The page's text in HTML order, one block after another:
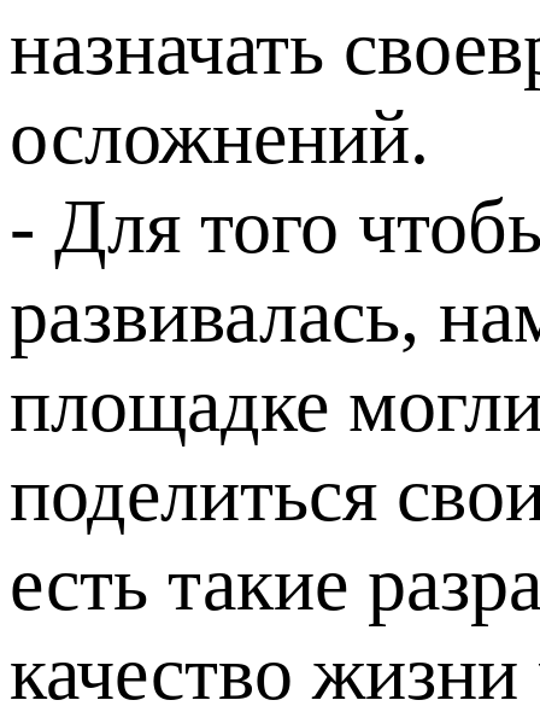
назначать
осложнений.
- Для того
развивалась,
площадке
поделиться
есть такие
качество